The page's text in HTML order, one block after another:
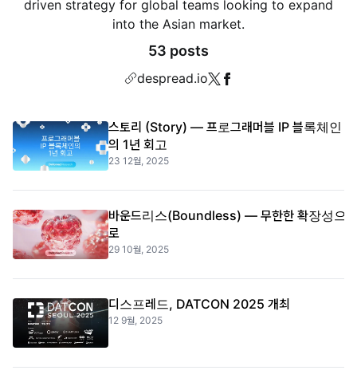
driven strategy for global teams looking to expand
into the Asian market.
53 posts
despread.io
스토리 (Story) — 프로그래머블 IP 블록체인
의 1년 회고
23 12월, 2025
바운드리스(Boundless) — 무한한 확장성으
로
29 10월, 2025
디스프레드, DATCON 2025 개최
12 9월, 2025